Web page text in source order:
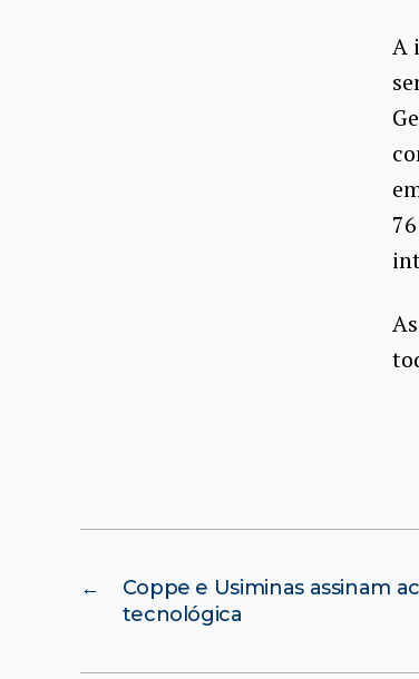
A
←
Coppe e Usiminas assinam
tecnológica